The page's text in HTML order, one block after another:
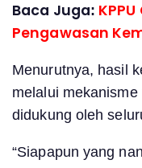
Baca Juga:
Pengawasan
Menurutnya, hasil
melalui
didukung oleh
“Siapapun yang